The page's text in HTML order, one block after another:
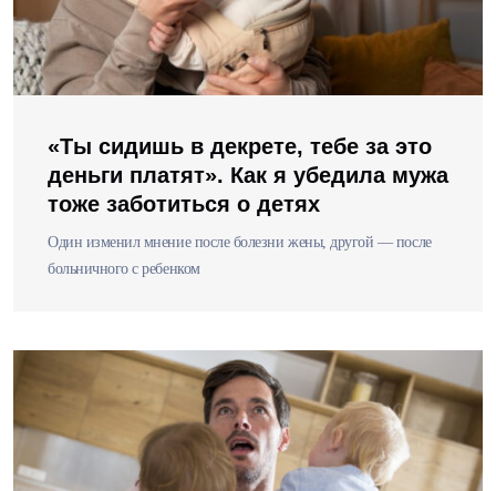
«Ты сидишь в декрете, тебе за это
деньги платят». Как я убедила мужа
тоже заботиться о детях
Один изменил мнение после болезни жены, другой — после
больничного с ребенком